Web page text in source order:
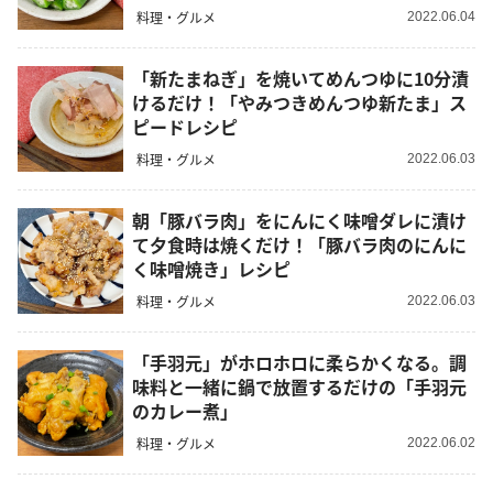
料理・グルメ 2022.06.04
「新たまねぎ」を焼いてめんつゆに10分漬
けるだけ！「やみつきめんつゆ新たま」ス
ピードレシピ
料理・グルメ 2022.06.03
朝「豚バラ肉」をにんにく味噌ダレに漬け
て夕食時は焼くだけ！「豚バラ肉のにんに
く味噌焼き」レシピ
料理・グルメ 2022.06.03
「手羽元」がホロホロに柔らかくなる。調
味料と一緒に鍋で放置するだけの「手羽元
のカレー煮」
料理・グルメ 2022.06.02